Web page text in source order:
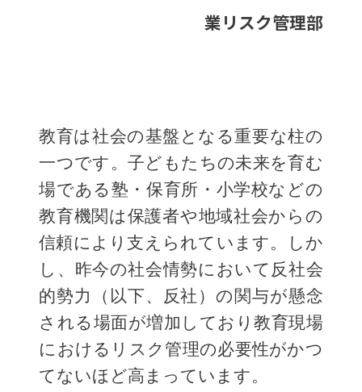
業リスク管理部
教育は社会の基盤となる重要な柱の
一つです。子どもたちの未来を育む
場である塾・保育所・小学校などの
教育機関は保護者や地域社会からの
信頼により支えられています。しか
し、昨今の社会情勢において反社会
的勢力（以下、反社）の関与が懸念
される場面が増加しており教育現場
におけるリスク管理の必要性がかつ
てないほど高まっています。